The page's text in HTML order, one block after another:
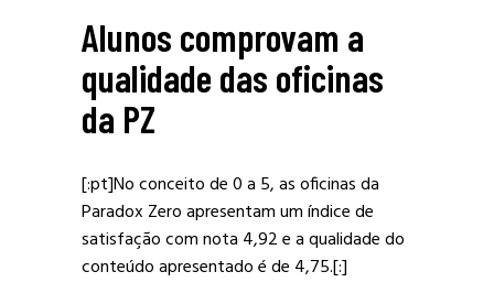
Alunos comprovam a
qualidade das oficinas
da PZ
[:pt]No conceito de 0 a 5, as oficinas da
Paradox Zero apresentam um índice de
satisfação com nota 4,92 e a qualidade do
conteúdo apresentado é de 4,75.[:]